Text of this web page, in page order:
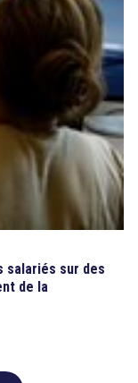
salariés sur des
de la